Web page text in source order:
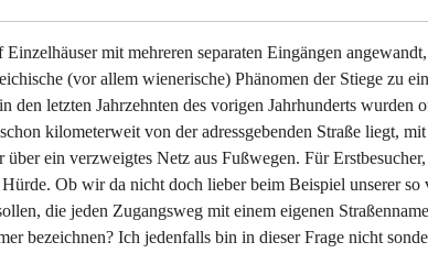
mit mehreren separaten Eingängen angewandt,
(vor allem wienerische) Phänomen der Stiege zu
den letzten Jahrzehnten des vorigen Jahrhunderts wurden
kilometerweit von der adressgebenden Straße liegt,
über ein verzweigtes Netz aus Fußwegen. Für
Ob wir da nicht doch lieber beim Beispiel unserer so
die jeden Zugangsweg mit einem eigenen
bezeichnen? Ich jedenfalls bin in dieser Frage nicht